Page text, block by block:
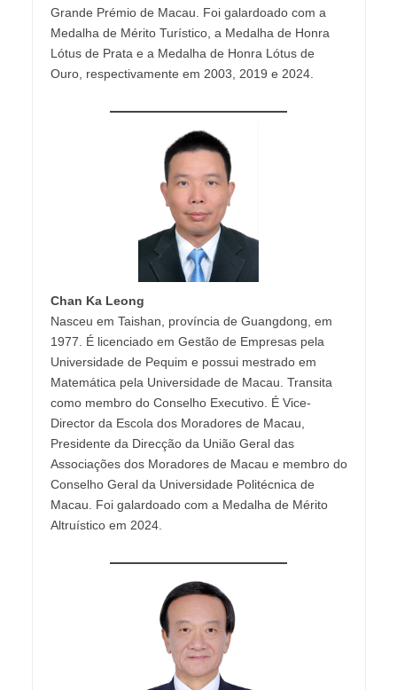
Grande Prémio de Macau. Foi galardoado com a
Medalha de Mérito Turístico, a Medalha de Honra
Lótus de Prata e a Medalha de Honra Lótus de
Ouro, respectivamente em 2003, 2019 e 2024.
Chan Ka Leong
Nasceu em Taishan, província de Guangdong, em
1977. É licenciado em Gestão de Empresas pela
Universidade de Pequim e possui mestrado em
Matemática pela Universidade de Macau. Transita
como membro do Conselho Executivo. É Vice-
Director da Escola dos Moradores de Macau,
Presidente da Direcção da União Geral das
Associações dos Moradores de Macau e membro do
Conselho Geral da Universidade Politécnica de
Macau. Foi galardoado com a Medalha de Mérito
Altruístico em 2024.